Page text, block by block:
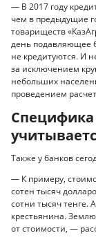
— В 2017 году
чем в предыдущие
товариществ
день подавляющее
не кредитуются. И
за исключением
небольших
проведением
Специфика
Также у банков
— К примеру,
сотен тысяч
сотни тысяч тенге.
крестьянина.
от стоимости, —